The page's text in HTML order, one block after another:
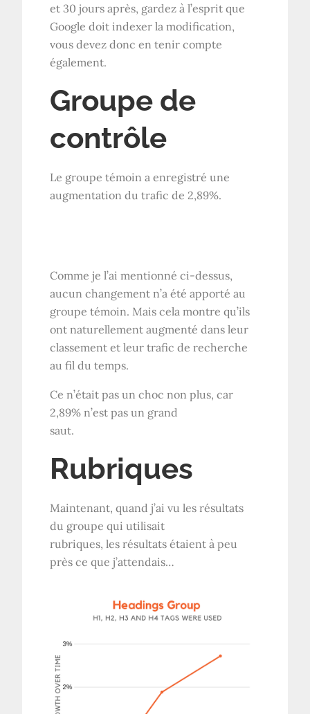
et 30 jours après, gardez à l’esprit que
Google doit indexer la modification,
vous devez donc en tenir compte
également.
Groupe de
contrôle
Le groupe témoin a enregistré une
augmentation du trafic de 2,89%.
Comme je l’ai mentionné ci-dessus,
aucun changement n’a été apporté au
groupe témoin. Mais cela montre qu’ils
ont naturellement augmenté dans leur
classement et leur trafic de recherche
au fil du temps.
Ce n’était pas un choc non plus, car
2,89% n’est pas un grand
saut.
Rubriques
Maintenant, quand j’ai vu les résultats
du groupe qui utilisait
rubriques, les résultats étaient à peu
près ce que j’attendais…